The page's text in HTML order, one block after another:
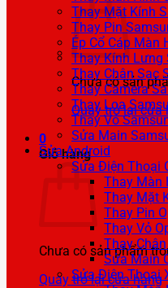
Chưa có sản
Quay trở lại cửa
0
Giỏ hàng
Chưa có sản phẩm
Quay trở lại cửa hàng
Thay Mặt Kính
Thay Pin
Ép Cổ Cáp Màn
Thay Kính Lưng
Thay Chân Sạc
Thay Camera
Thay Loa
Thay Vỏ
Sửa Main
Sửa Android
Sửa Điện Thoại
Thay Màn
Thay Mặt
Thay Pin
Thay Vỏ
Thay
Sửa Main
Sửa Điện Thoại